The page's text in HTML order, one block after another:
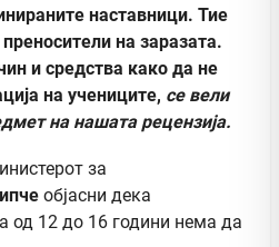
наставници. Тие
на заразата.
и средства како да не
на учениците, се вели
на нашата рецензија.
за
објасни дека
од 12 до 16 години нема да